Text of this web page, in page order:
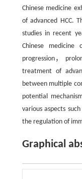
Chinese medicine
of advanced HCC.
studies in recent
Chinese medicine
progression，
treatment of
between multiple
potential
various aspects
the regulation of
Graphical